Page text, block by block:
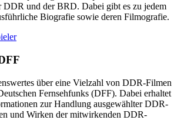
DDR und der BRD. Dabei gibt es zu jedem
Biografie sowie deren Filmografie.
über eine Vielzahl von DDR-Filmen
Fernsehfunks (DFF). Dabei erhaltet
zur Handlung ausgewählter DDR-
und Wirken der mitwirkenden DDR-